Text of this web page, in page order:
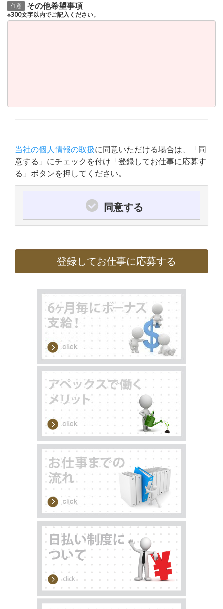
任意 その他希望事項
※300文字以内でご記入ください。
当社の個人情報の取扱に同意いただける場合は、「同
意する」にチェックを付け「登録してお仕事に応募す
る」ボタンを押してください。
同意する